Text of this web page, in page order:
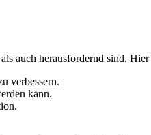
auch herausfordernd sind.
verbessern.
kann.